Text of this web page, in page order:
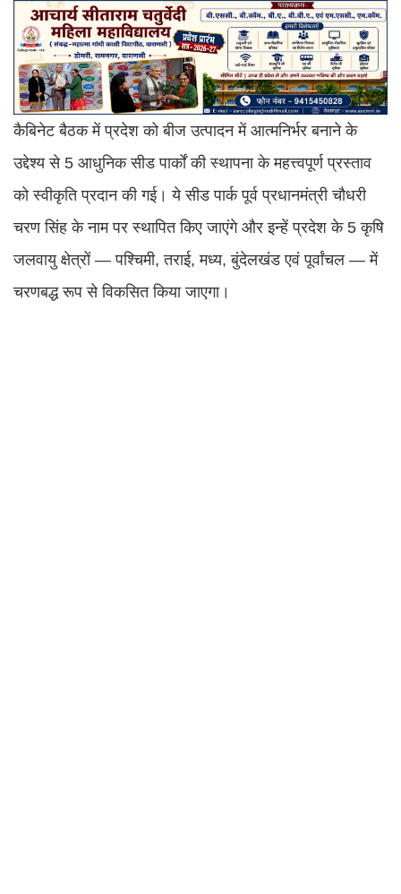
कैबिनेट बैठक में प्रदेश को बीज उत्पादन में आत्मनिर्भर बनाने के
उद्देश्य से 5 आधुनिक सीड पार्कों की स्थापना के महत्त्वपूर्ण प्रस्ताव
को स्वीकृति प्रदान की गई। ये सीड पार्क पूर्व प्रधानमंत्री चौधरी
चरण सिंह के नाम पर स्थापित किए जाएंगे और इन्हें प्रदेश के 5 कृषि
जलवायु क्षेत्रों — पश्चिमी, तराई, मध्य, बुंदेलखंड एवं पूर्वांचल — में
चरणबद्ध रूप से विकसित किया जाएगा।